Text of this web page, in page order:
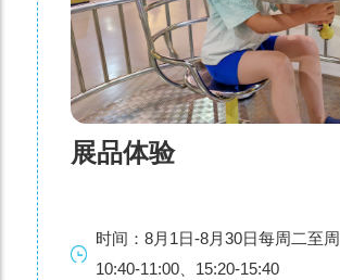
展品体验
时间：8月1日-8月30日每周二至周
10:40-11:00、15:20-15:40